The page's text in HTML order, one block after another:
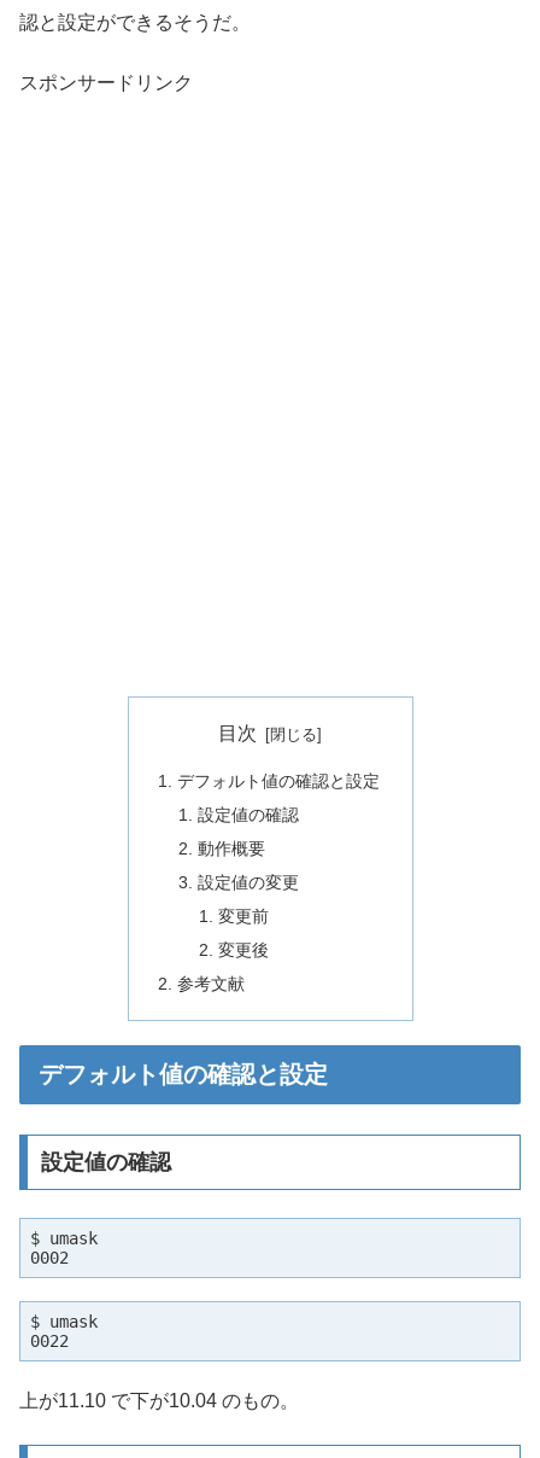
認と設定ができるそうだ。
スポンサードリンク
目次
デフォルト値の確認と設定
設定値の確認
動作概要
設定値の変更
変更前
変更後
参考文献
デフォルト値の確認と設定
設定値の確認
$ umask
0002
$ umask
0022
上が11.10 で下が10.04 のもの。